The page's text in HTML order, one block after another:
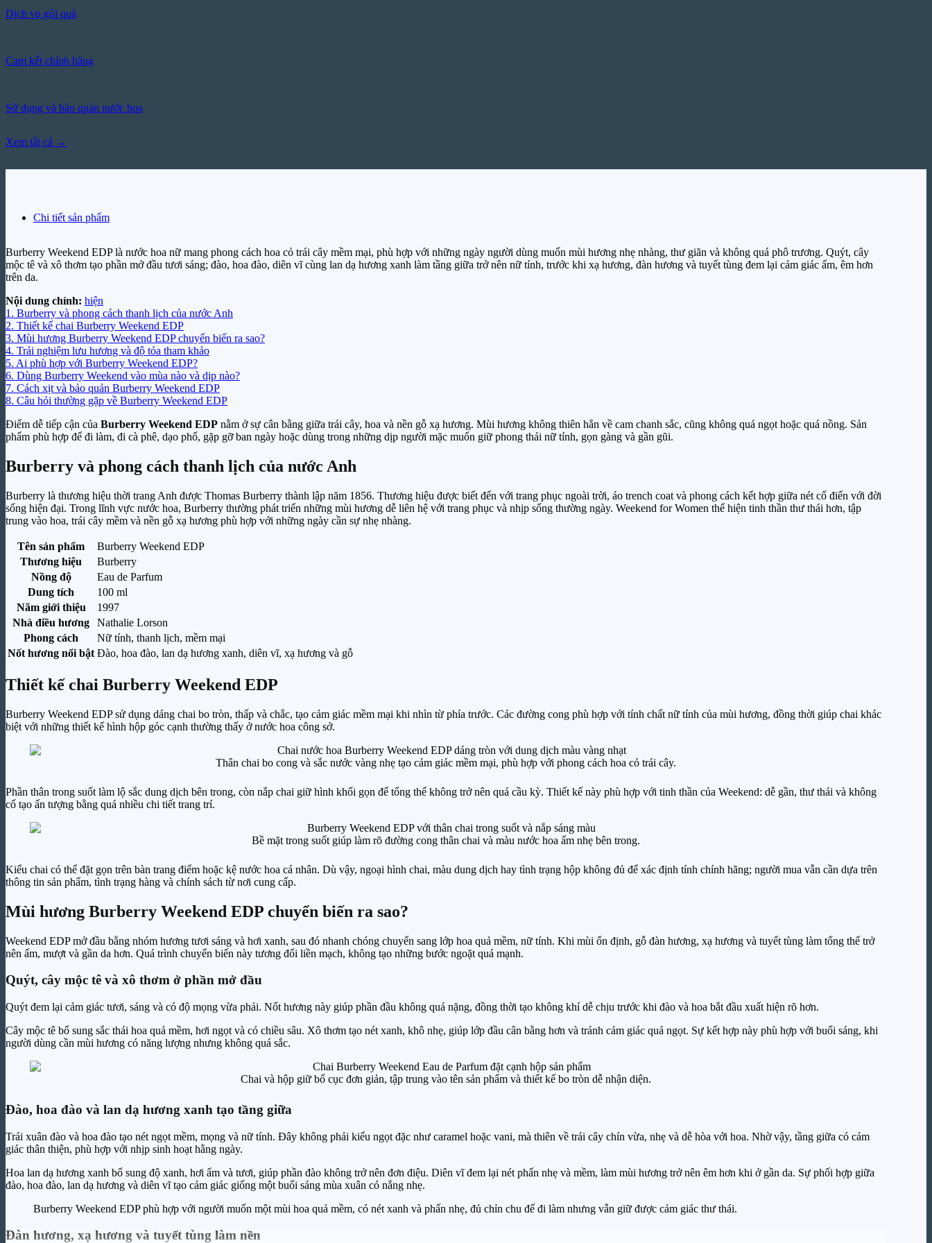
Dịch vụ gói quà
Cam kết chính hãng
Sử dụng và bảo quản nước hoa
Xem tất cả →
Chi tiết sản phẩm
Burberry Weekend EDP là nước hoa nữ mang phong cách hoa cỏ trái cây mềm mại, phù hợp với những ngày người dùng muốn mùi hương nhẹ nhàng, thư giãn và không quá phô trương. Quýt, cây
mộc tê và xô thơm tạo phần mở đầu tươi sáng; đào, hoa đào, diên vĩ cùng lan dạ hương xanh làm tầng giữa trở nên nữ tính, trước khi xạ hương, đàn hương và tuyết tùng đem lại cảm giác ấm, êm hơn
trên da.
Nội dung chính: hiện
1. Burberry và phong cách thanh lịch của nước Anh
2. Thiết kế chai Burberry Weekend EDP
3. Mùi hương Burberry Weekend EDP chuyển biến ra sao?
4. Trải nghiệm lưu hương và độ tỏa tham khảo
5. Ai phù hợp với Burberry Weekend EDP?
6. Dùng Burberry Weekend vào mùa nào và dịp nào?
7. Cách xịt và bảo quản Burberry Weekend EDP
8. Câu hỏi thường gặp về Burberry Weekend EDP
Điểm dễ tiếp cận của Burberry Weekend EDP nằm ở sự cân bằng giữa trái cây, hoa và nền gỗ xạ hương. Mùi hương không thiên hẳn về cam chanh sắc, cũng không quá ngọt hoặc quá nồng. Sản
phẩm phù hợp để đi làm, đi cà phê, dạo phố, gặp gỡ ban ngày hoặc dùng trong những dịp người mặc muốn giữ phong thái nữ tính, gọn gàng và gần gũi.
Burberry và phong cách thanh lịch của nước Anh
Burberry là thương hiệu thời trang Anh được Thomas Burberry thành lập năm 1856. Thương hiệu được biết đến với trang phục ngoài trời, áo trench coat và phong cách kết hợp giữa nét cổ điển với đời
sống hiện đại. Trong lĩnh vực nước hoa, Burberry thường phát triển những mùi hương dễ liên hệ với trang phục và nhịp sống thường ngày. Weekend for Women thể hiện tinh thần thư thái hơn, tập
trung vào hoa, trái cây mềm và nền gỗ xạ hương phù hợp với những ngày cần sự nhẹ nhàng.
Tên sản phẩm
Burberry Weekend EDP
Thương hiệu
Burberry
Nồng độ
Eau de Parfum
Dung tích
100 ml
Năm giới thiệu
1997
Nhà điều hương
Nathalie Lorson
Phong cách
Nữ tính, thanh lịch, mềm mại
Nốt hương nổi bật Đào, hoa đào, lan dạ hương xanh, diên vĩ, xạ hương và gỗ
Thiết kế chai Burberry Weekend EDP
Burberry Weekend EDP sử dụng dáng chai bo tròn, thấp và chắc, tạo cảm giác mềm mại khi nhìn từ phía trước. Các đường cong phù hợp với tính chất nữ tính của mùi hương, đồng thời giúp chai khác
biệt với những thiết kế hình hộp góc cạnh thường thấy ở nước hoa công sở.
Thân chai bo cong và sắc nước vàng nhẹ tạo cảm giác mềm mại, phù hợp với phong cách hoa cỏ trái cây.
Phần thân trong suốt làm lộ sắc dung dịch bên trong, còn nắp chai giữ hình khối gọn để tổng thể không trở nên quá cầu kỳ. Thiết kế này phù hợp với tinh thần của Weekend: dễ gần, thư thái và không
cố tạo ấn tượng bằng quá nhiều chi tiết trang trí.
Bề mặt trong suốt giúp làm rõ đường cong thân chai và màu nước hoa ấm nhẹ bên trong.
Kiểu chai có thể đặt gọn trên bàn trang điểm hoặc kệ nước hoa cá nhân. Dù vậy, ngoại hình chai, màu dung dịch hay tình trạng hộp không đủ để xác định tính chính hãng; người mua vẫn cần dựa trên
thông tin sản phẩm, tình trạng hàng và chính sách từ nơi cung cấp.
Mùi hương Burberry Weekend EDP chuyển biến ra sao?
Weekend EDP mở đầu bằng nhóm hương tươi sáng và hơi xanh, sau đó nhanh chóng chuyển sang lớp hoa quả mềm, nữ tính. Khi mùi ổn định, gỗ đàn hương, xạ hương và tuyết tùng làm tổng thể trở
nên ấm, mượt và gần da hơn. Quá trình chuyển biến này tương đối liền mạch, không tạo những bước ngoặt quá mạnh.
Quýt, cây mộc tê và xô thơm ở phần mở đầu
Quýt đem lại cảm giác tươi, sáng và có độ mọng vừa phải. Nốt hương này giúp phần đầu không quá nặng, đồng thời tạo không khí dễ chịu trước khi đào và hoa bắt đầu xuất hiện rõ hơn.
Cây mộc tê bổ sung sắc thái hoa quả mềm, hơi ngọt và có chiều sâu. Xô thơm tạo nét xanh, khô nhẹ, giúp lớp đầu cân bằng hơn và tránh cảm giác quá ngọt. Sự kết hợp này phù hợp với buổi sáng, khi
người dùng cần mùi hương có năng lượng nhưng không quá sắc.
Chai và hộp giữ bố cục đơn giản, tập trung vào tên sản phẩm và thiết kế bo tròn dễ nhận diện.
Đào, hoa đào và lan dạ hương xanh tạo tầng giữa
Trái xuân đào và hoa đào tạo nét ngọt mềm, mọng và nữ tính. Đây không phải kiểu ngọt đặc như caramel hoặc vani, mà thiên về trái cây chín vừa, nhẹ và dễ hòa với hoa. Nhờ vậy, tầng giữa có cảm
giác thân thiện, phù hợp với nhịp sinh hoạt hằng ngày.
Hoa lan dạ hương xanh bổ sung độ xanh, hơi ẩm và tươi, giúp phần đào không trở nên đơn điệu. Diên vĩ đem lại nét phấn nhẹ và mềm, làm mùi hương trở nên êm hơn khi ở gần da. Sự phối hợp giữa
đào, hoa đào, lan dạ hương và diên vĩ tạo cảm giác giống một buổi sáng mùa xuân có nắng nhẹ.
Burberry Weekend EDP phù hợp với người muốn một mùi hoa quả mềm, có nét xanh và phấn nhẹ, đủ chỉn chu để đi làm nhưng vẫn giữ được cảm giác thư thái.
Đàn hương, xạ hương và tuyết tùng làm nền